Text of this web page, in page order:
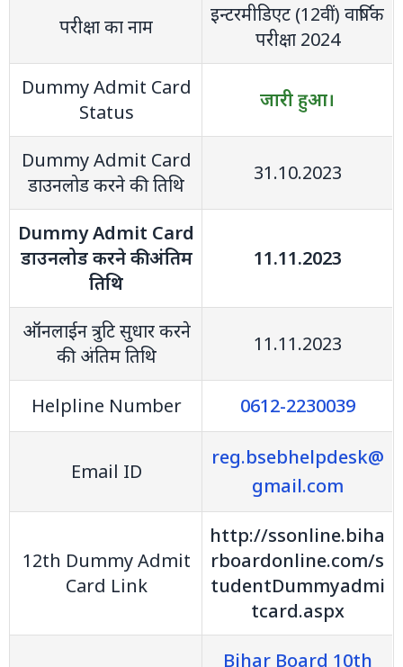
परीक्षा का नाम
इन्‍टरमीडिएट (12वीं) वार्षिक
परीक्षा 2024
Dummy Admit Card
Status
जारी हुआ।
Dummy Admit Card
डाउनलोड करने की तिथि
31.10.2023
Dummy Admit Card
डाउनलोड करने की अंतिम
तिथि
11.11.2023
ऑनलाईन त्रुटि सुधार करने
की अंतिम तिथि
11.11.2023
Helpline Number 0612-2230039
Email ID
reg.bsebhelpdesk@
gmail.com
12th Dummy Admit
Card Link
http://ssonline.biha
rboardonline.com/s
tudentDummyadmi
tcard.aspx
Bihar Board 10th